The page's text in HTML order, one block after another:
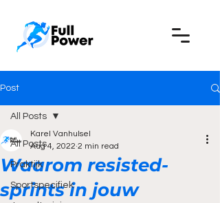
Post
All Posts
Praktijk
Sportspecifiek
All Posts
Waarom resisted-
sprints in jouw
Karel Vanhulsel
Aug 4, 2022 2 min read